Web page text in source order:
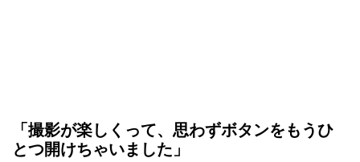
「撮影が楽しくって、思わずボタンをもうひ
とつ開けちゃいました」